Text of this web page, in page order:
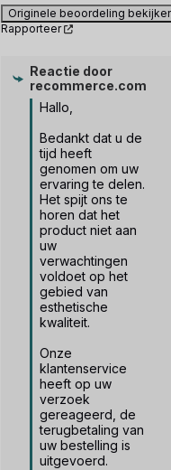
Originele beoordeling
Rapporteer
Reactie door
recommerce.com
Hallo,
Bedankt dat u de
tijd heeft
genomen om uw
ervaring te delen.
Het spijt ons te
horen dat het
product niet aan
uw
verwachtingen
voldoet op het
gebied van
esthetische
kwaliteit.
Onze
klantenservice
heeft op uw
verzoek
gereageerd, de
terugbetaling van
uw bestelling is
uitgevoerd.